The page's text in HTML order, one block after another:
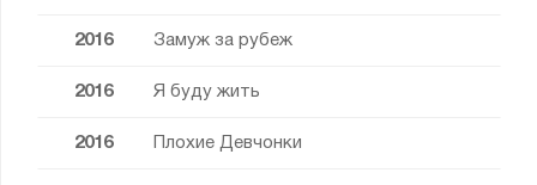
2016 Замуж за рубеж
2016 Я буду жить
2016 Плохие Девчонки